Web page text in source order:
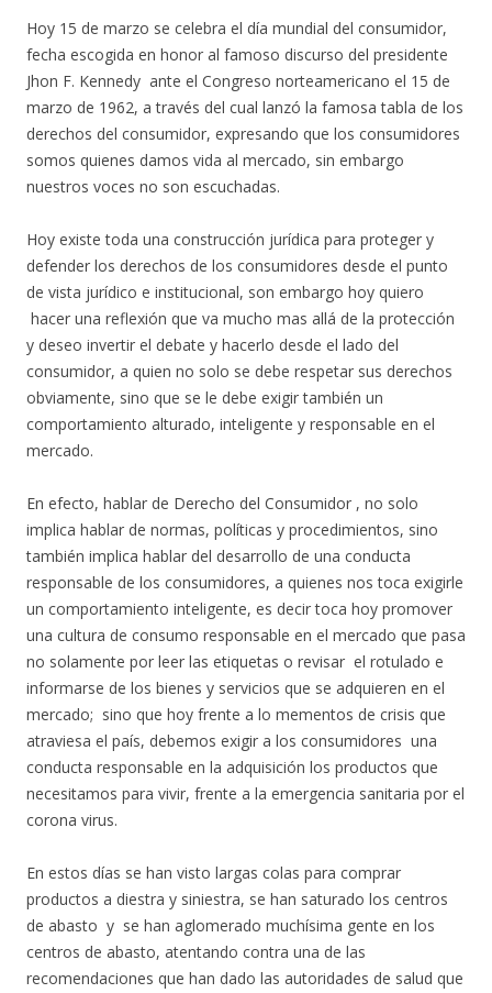
Hoy 15 de marzo se celebra el día mundial del consumidor,
fecha escogida en honor al famoso discurso del presidente
Jhon F. Kennedy ante el Congreso norteamericano el 15 de
marzo de 1962, a través del cual lanzó la famosa tabla de los
derechos del consumidor, expresando que los consumidores
somos quienes damos vida al mercado, sin embargo
nuestros voces no son escuchadas.
Hoy existe toda una construcción jurídica para proteger y
defender los derechos de los consumidores desde el punto
de vista jurídico e institucional, son embargo hoy quiero
hacer una reflexión que va mucho mas allá de la protección
y deseo invertir el debate y hacerlo desde el lado del
consumidor, a quien no solo se debe respetar sus derechos
obviamente, sino que se le debe exigir también un
comportamiento alturado, inteligente y responsable en el
mercado.
En efecto, hablar de Derecho del Consumidor , no solo
implica hablar de normas, políticas y procedimientos, sino
también implica hablar del desarrollo de una conducta
responsable de los consumidores, a quienes nos toca exigirle
un comportamiento inteligente, es decir toca hoy promover
una cultura de consumo responsable en el mercado que pasa
no solamente por leer las etiquetas o revisar el rotulado e
informarse de los bienes y servicios que se adquieren en el
mercado; sino que hoy frente a lo mementos de crisis que
atraviesa el país, debemos exigir a los consumidores una
conducta responsable en la adquisición los productos que
necesitamos para vivir, frente a la emergencia sanitaria por el
corona virus.
En estos días se han visto largas colas para comprar
productos a diestra y siniestra, se han saturado los centros
de abasto y se han aglomerado muchísima gente en los
centros de abasto, atentando contra una de las
recomendaciones que han dado las autoridades de salud que